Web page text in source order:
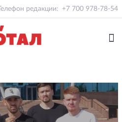
Телефон редакции: +7 700 978-78-54